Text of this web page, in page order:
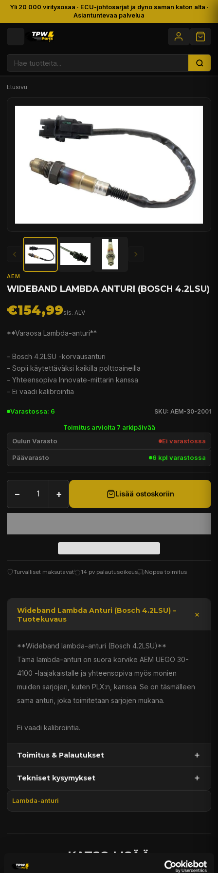
Yli 20 000 viritysosaa · ECU-johtosarjat ja dyno saman katon alta ·
Asiantuntevaa palvelua
Etusivu
AEM
WIDEBAND LAMBDA ANTURI (BOSCH 4.2LSU)
€154,99sis. ALV
**Varaosa Lambda-anturi**
- Bosch 4.2LSU -korvausanturi
- Sopii käytettäväksi kaikilla polttoaineilla
- Yhteensopiva Innovate-mittarin kanssa
- Ei vaadi kalibrointia
Varastossa: 6 SKU: AEM-30-2001
Toimitus arviolta 7 arkipäivää
Oulun Varasto Ei varastossa
Päävarasto 6 kpl varastossa
− + Lisää ostoskoriin
Turvalliset maksutavat 14 pv palautusoikeus Nopea toimitus
Wideband Lambda Anturi (Bosch 4.2LSU) –
Tuotekuvaus
**Wideband lambda-anturi (Bosch 4.2LSU)**
Tämä lambda-anturi on suora korvike AEM UEGO 30-
4100 -laajakaistalle ja yhteensopiva myös monien
muiden sarjojen, kuten PLX:n, kanssa. Se on täsmälleen
sama anturi, joka toimitetaan sarjojen mukana.
Ei vaadi kalibrointia.
Toimitus & Palautukset
Päävaraston tuotteet 7 arkipäivässä
Tekniset kysymykset
Lambda-anturi
KATSO LISÄÄ